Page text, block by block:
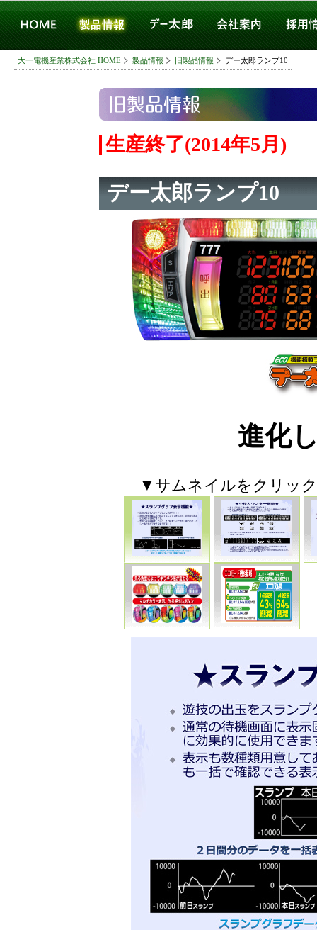
大一電機産業株式会社 HOME 製品情報 旧製品情報 デー太郎ランプ10
生産終了(2014年5月)
デー太郎ランプ10
進化
▼サムネイルをクリッ